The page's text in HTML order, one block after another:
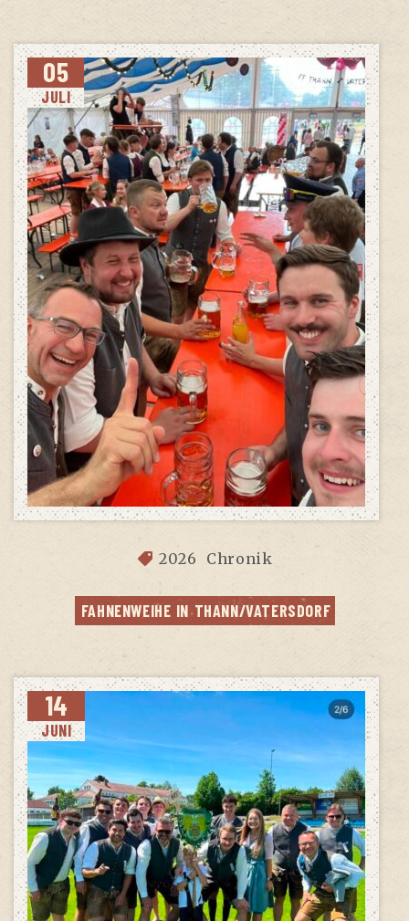
05
JULI
2026 Chronik
FAH­NEN­WEI­HE IN THANN/VATERSDORF
14
JUNI